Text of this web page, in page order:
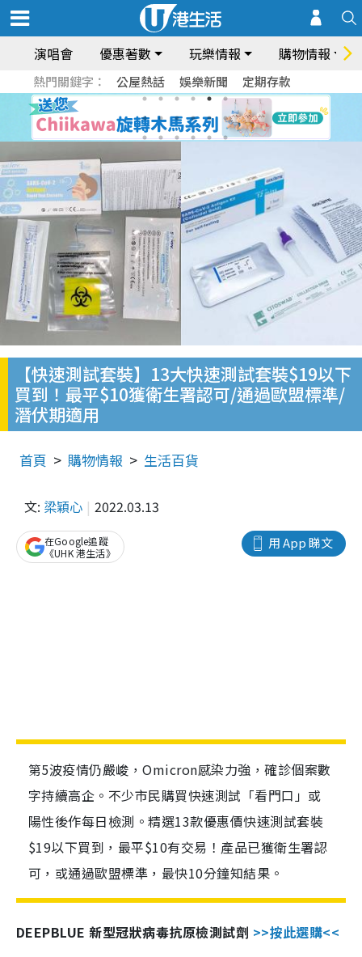
演唱會 優惠著數 玩樂情報 購物情報
熱門關鍵字： 公屋熱話 娛樂新聞 定期存款
【快速測試套裝】13大快速測試套裝$19以下
買到！最平$10獲衛生署認可/通過歐盟標準/
潛伏期適用
首頁 購物情報 生活百貨
文: 梁穎心 2022.03.13
用 App 睇文
在Google追蹤
《UHK 港生活》
第5波疫情仍嚴峻，Omicron感染力強，確診個案數
字持續高企。不少市民購買快速測試「看門口」或
陽性後作每日檢測。精選13款優惠價快速測試套裝
$19以下買到，最平$10有交易！產品已獲衛生署認
可，或通過歐盟標準，最快10分鐘知結果。
DEEPBLUE 新型冠狀病毒抗原檢測試劑 >>按此選購<<